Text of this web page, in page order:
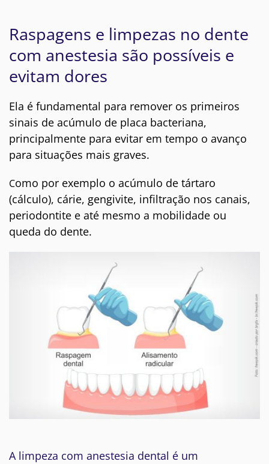
Raspagens e limpezas no dente
com anestesia são possíveis e
evitam dores
Ela é fundamental para remover os primeiros
sinais de acúmulo de placa bacteriana,
principalmente para evitar em tempo o avanço
para situações mais graves.
Como por exemplo o acúmulo de tártaro
(cálculo), cárie, gengivite, infiltração nos canais,
periodontite e até mesmo a mobilidade ou
queda do dente.
A limpeza com anestesia dental é um